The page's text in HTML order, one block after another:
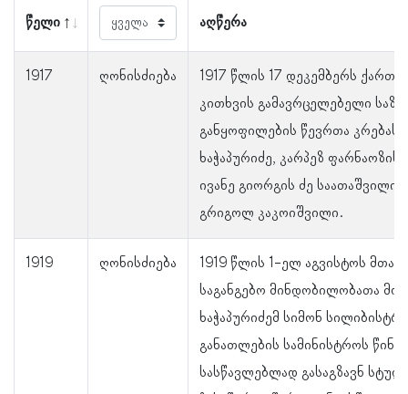
წელი აღწერა
1917 ღონისძიება
1917 წლის 17 დეკემბერს
კითხვის გამავრცელებელი
განყოფილების წევრთა კრებას
ხაჭაპურიძე, კარპეზ
ივანე გიორგის ძე
გრიგოლ კაკოიშვილი.
1919 ღონისძიება
1919 წლის 1-ელ აგვისტოს
საგანგებო მინდობილობათა
ხაჭაპურიძემ სიმონ
განათლების სამინისტროს
სასწავლებლად გასაგზავნ